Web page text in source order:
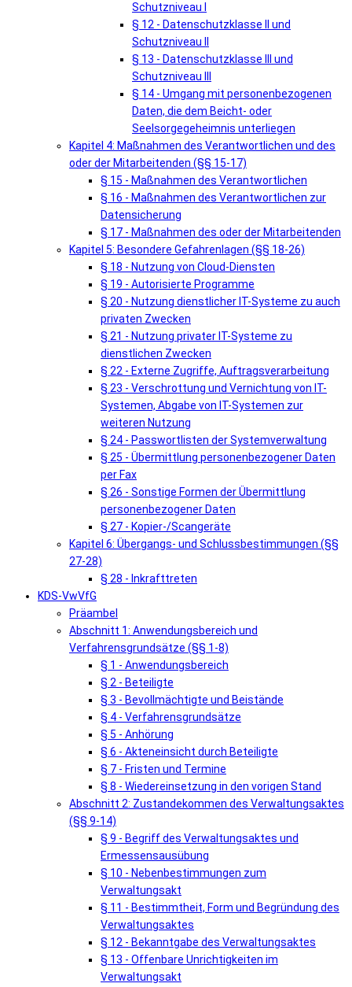
Schutzniveau I
§ 12 - Datenschutzklasse II und
Schutzniveau II
§ 13 - Datenschutzklasse III und
Schutzniveau III
§ 14 - Umgang mit personenbezogenen
Daten, die dem Beicht- oder
Seelsorgegeheimnis unterliegen
Kapitel 4: Maßnahmen des Verantwortlichen und des
oder der Mitarbeitenden (§§ 15-17)
§ 15 - Maßnahmen des Verantwortlichen
§ 16 - Maßnahmen des Verantwortlichen zur
Datensicherung
§ 17 - Maßnahmen des oder der Mitarbeitenden
Kapitel 5: Besondere Gefahrenlagen (§§ 18-26)
§ 18 - Nutzung von Cloud-Diensten
§ 19 - Autorisierte Programme
§ 20 - Nutzung dienstlicher IT-Systeme zu auch
privaten Zwecken
§ 21 - Nutzung privater IT-Systeme zu
dienstlichen Zwecken
§ 22 - Externe Zugriffe, Auftragsverarbeitung
§ 23 - Verschrottung und Vernichtung von IT-
Systemen, Abgabe von IT-Systemen zur
weiteren Nutzung
§ 24 - Passwortlisten der Systemverwaltung
§ 25 - Übermittlung personenbezogener Daten
per Fax
§ 26 - Sonstige Formen der Übermittlung
personenbezogener Daten
§ 27 - Kopier-/Scangeräte
Kapitel 6: Übergangs- und Schlussbestimmungen (§§
27-28)
§ 28 - Inkrafttreten
KDS-VwVfG
Präambel
Abschnitt 1: Anwendungsbereich und
Verfahrensgrundsätze (§§ 1-8)
§ 1 - Anwendungsbereich
§ 2 - Beteiligte
§ 3 - Bevollmächtigte und Beistände
§ 4 - Verfahrensgrundsätze
§ 5 - Anhörung
§ 6 - Akteneinsicht durch Beteiligte
§ 7 - Fristen und Termine
§ 8 - Wiedereinsetzung in den vorigen Stand
Abschnitt 2: Zustandekommen des Verwaltungsaktes
(§§ 9-14)
§ 9 - Begriff des Verwaltungsaktes und
Ermessensausübung
§ 10 - Nebenbestimmungen zum
Verwaltungsakt
§ 11 - Bestimmtheit, Form und Begründung des
Verwaltungsaktes
§ 12 - Bekanntgabe des Verwaltungsaktes
§ 13 - Offenbare Unrichtigkeiten im
Verwaltungsakt